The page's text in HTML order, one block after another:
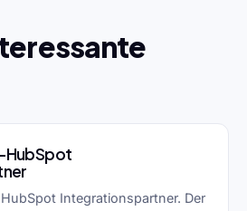
HubSpot
Integrationspartner. Der